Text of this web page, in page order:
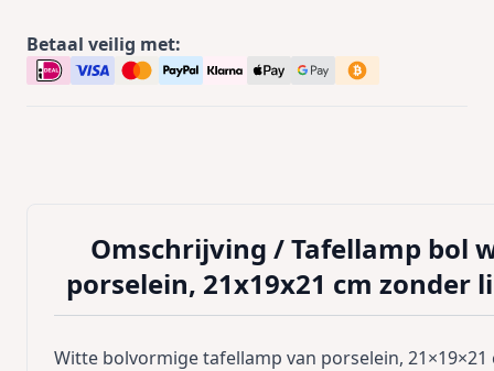
Betaal veilig met:
Omschrijving /Tafellamp bol
porselein, 21x19x21 cm zonder
Witte bolvormige tafellamp van porselein,